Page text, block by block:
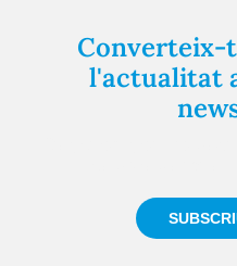
Converteix-
l'actualitat